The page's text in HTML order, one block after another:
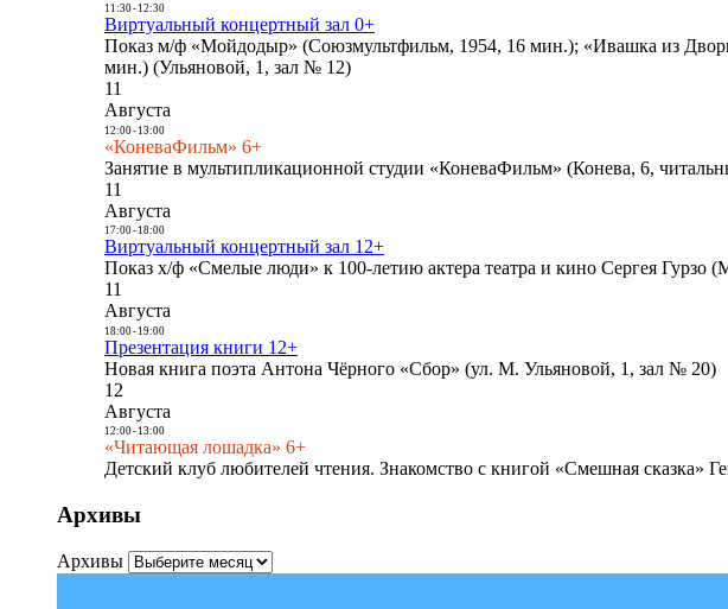
11:30- 12:30
Виртуальный концертный зал 0+
Показ м/ф «Мойдодыр» (Союзмультфильм, 1954, 16 мин.); «Ивашка из
мин.) (Ульяновой, 1, зал № 12)
11
Августа
12:00- 13:00
«КоневаФильм» 6+
Занятие в мультипликационной студии «КоневаФильм» (Конева, 6,
11
Августа
17:00- 18:00
Виртуальный концертный зал 12+
Показ х/ф «Смелые люди» к 100-летию актера театра и кино Сергея
11
Августа
18:00- 19:00
Презентация книги 12+
Новая книга поэта Антона Чёрного «Сбор» (ул. М. Ульяновой, 1, зал № 20)
12
Августа
12:00- 13:00
«Читающая лошадка» 6+
Детский клуб любителей чтения. Знакомство с книгой «Смешная сказка»
Архивы
Архивы